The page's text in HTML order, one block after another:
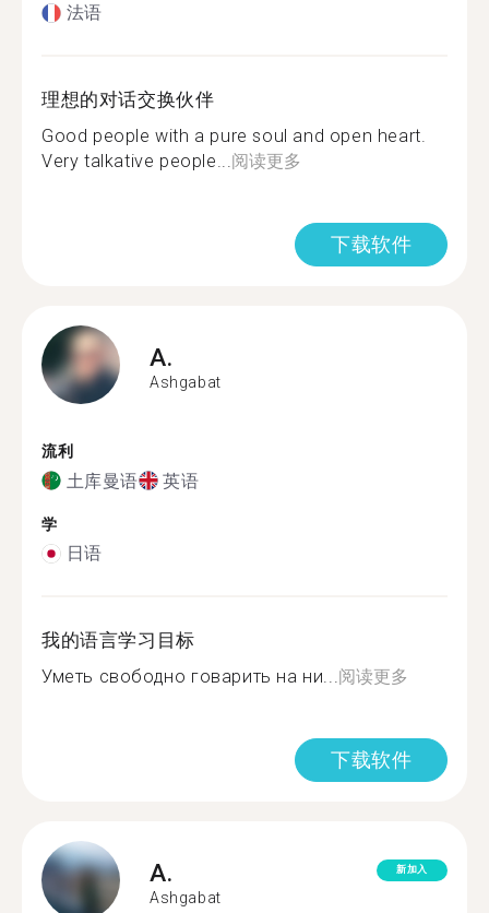
法语
理想的对话交换伙伴
Good people with a pure soul and open heart.
Very talkative people...阅读更多
下载软件
A.
Ashgabat
流利
土库曼语 英语
学
日语
我的语言学习目标
Уметь свободно говарить на ни...阅读更多
下载软件
A.
Ashgabat
新加入